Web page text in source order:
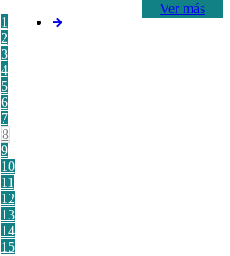
Ver más
1
2
3
4
5
6
7
8
9
10
11
12
13
14
15